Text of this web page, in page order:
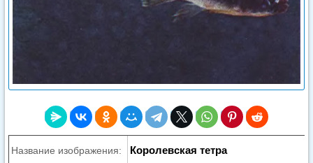
Название изображения: Королевская тетра